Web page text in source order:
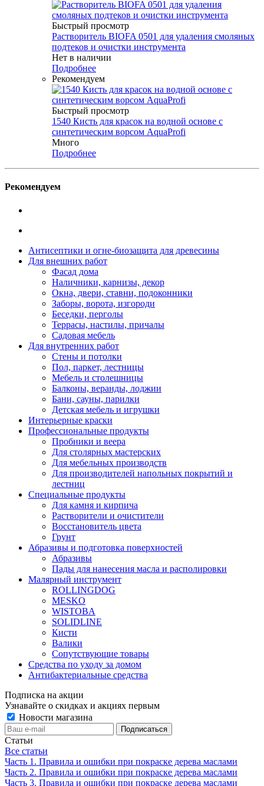
Быстрый просмотр
Растворитель BIOFA 0501 для удаления смоляных
подтеков и очистки инструмента
Нет в наличии
Подробнее
Рекомендуем
Быстрый просмотр
1540 Кисть для красок на водной основе с
синтетическим ворсом AquaProfi
Много
Подробнее
Рекомендуем
Антисептики и огне-биозащита для древесины
Для внешних работ
Фасад дома
Наличники, карнизы, декор
Окна, двери, ставни, подоконники
Заборы, ворота, изгороди
Беседки, перголы
Террасы, настилы, причалы
Садовая мебель
Для внутренних работ
Стены и потолки
Пол, паркет, лестницы
Мебель и столешницы
Балконы, веранды, лоджии
Бани, сауны, парилки
Детская мебель и игрушки
Интерьерные краски
Профессиональные продукты
Пробники и веера
Для столярных мастерских
Для мебельных производств
Для производителей напольных покрытий и
лестниц
Специальные продукты
Для камня и кирпича
Растворители и очистители
Восстановитель цвета
Грунт
Абразивы и подготовка поверхностей
Абразивы
Пады для нанесения масла и располировки
Малярный инструмент
ROLLINGDOG
MESKO
WISTOBA
SOLIDLINE
Кисти
Валики
Сопутствующие товары
Средства по уходу за домом
Антибактериальные средства
Подписка на акции
Узнавайте о скидках и акциях первым
Новости магазина
Статьи
Все статьи
Часть 1. Правила и ошибки при покраске дерева маслами
Часть 2. Правила и ошибки при покраске дерева маслами
Часть 3. Правила и ошибки при покраске дерева маслами